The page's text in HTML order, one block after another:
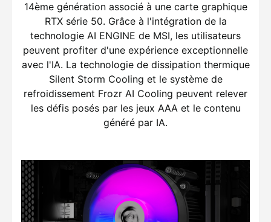
14ème génération associé à une carte graphique
RTX série 50. Grâce à l'intégration de la
technologie AI ENGINE de MSI, les utilisateurs
peuvent profiter d'une expérience exceptionnelle
avec l'IA. La technologie de dissipation thermique
Silent Storm Cooling et le système de
refroidissement Frozr AI Cooling peuvent relever
les défis posés par les jeux AAA et le contenu
généré par IA.